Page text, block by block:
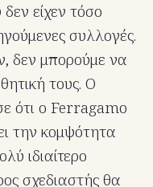
είχεν τόσο
συλλογές.
δεν μπορούμε να
τους. Ο
ότι ο Ferragamo
την κομψότητα
ιδιαίτερο
σχεδιαστής θα